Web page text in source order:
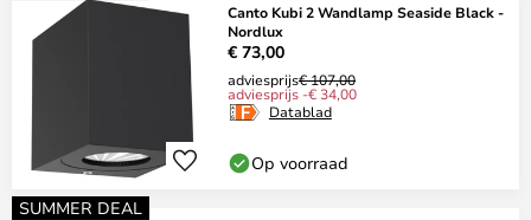
Canto Kubi 2 Wandlamp Seaside Black -
Nordlux
€ 73,00
adviesprijs€ 107,00
adviesprijs -€ 34,00
Datablad
Op voorraad
SUMMER DEAL